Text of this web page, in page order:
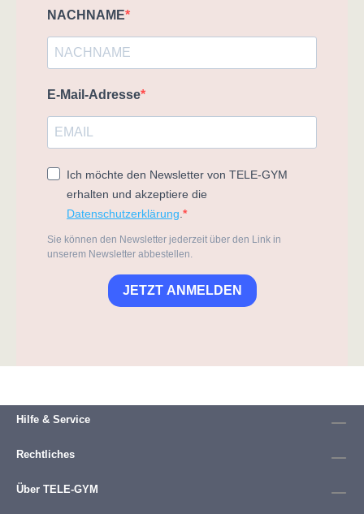
NACHNAME
E-Mail-Adresse
Ich möchte den Newsletter von TELE-GYM
erhalten und akzeptiere die
Datenschutzerklärung
Sie können den Newsletter jederzeit über den Link in
unserem Newsletter abbestellen.
JETZT ANMELDEN
Hilfe & Service
Rechtliches
Über TELE-GYM